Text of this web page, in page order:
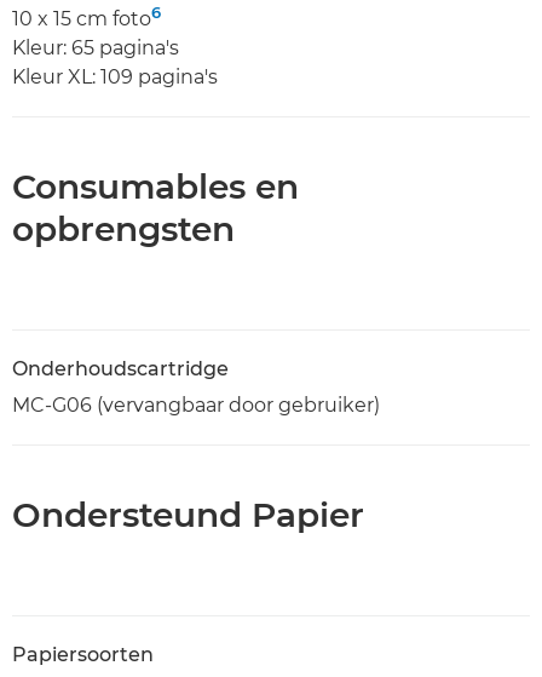
10 x 15 cm foto6
Kleur: 65 pagina's
Kleur XL: 109 pagina's
Consumables en
opbrengsten
Onderhoudscartridge
MC-G06 (vervangbaar door gebruiker)
Ondersteund Papier
Papiersoorten